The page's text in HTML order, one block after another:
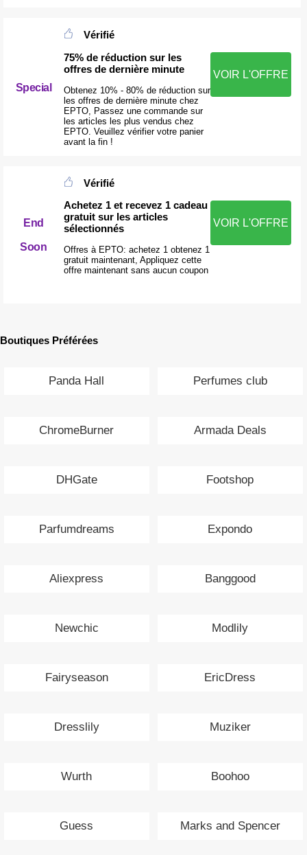
Special
Vérifié
75% de réduction sur les
offres de dernière minute
Obtenez 10% - 80% de réduction sur
les offres de dernière minute chez
EPTO, Passez une commande sur
les articles les plus vendus chez
EPTO. Veuillez vérifier votre panier
avant la fin !
VOIR L'OFFRE
End
Soon
Vérifié
Achetez 1 et recevez 1 cadeau
gratuit sur les articles
sélectionnés
Offres à EPTO: achetez 1 obtenez 1
gratuit maintenant, Appliquez cette
offre maintenant sans aucun coupon
VOIR L'OFFRE
Boutiques Préférées
Panda Hall Perfumes club
ChromeBurner Armada Deals
DHGate Footshop
Parfumdreams Expondo
Aliexpress Banggood
Newchic Modlily
Fairyseason EricDress
Dresslily Muziker
Wurth Boohoo
Guess Marks and Spencer